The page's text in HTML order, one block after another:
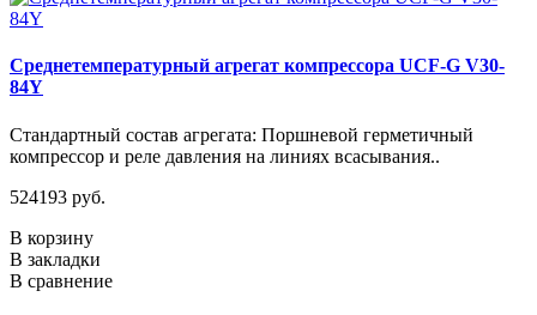
Среднетемпературный агрегат компрессора UCF-G V30-
84Y
Стандартный состав агрегата: Поршневой герметичный
компрессор и реле давления на линиях всасывания..
524193 руб.
В корзину
В закладки
В сравнение